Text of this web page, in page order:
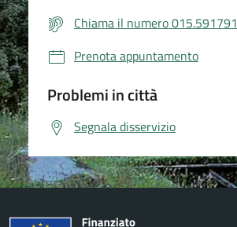
Chiama il numero 015.591791
Prenota appuntamento
Problemi in città
Segnala disservizio